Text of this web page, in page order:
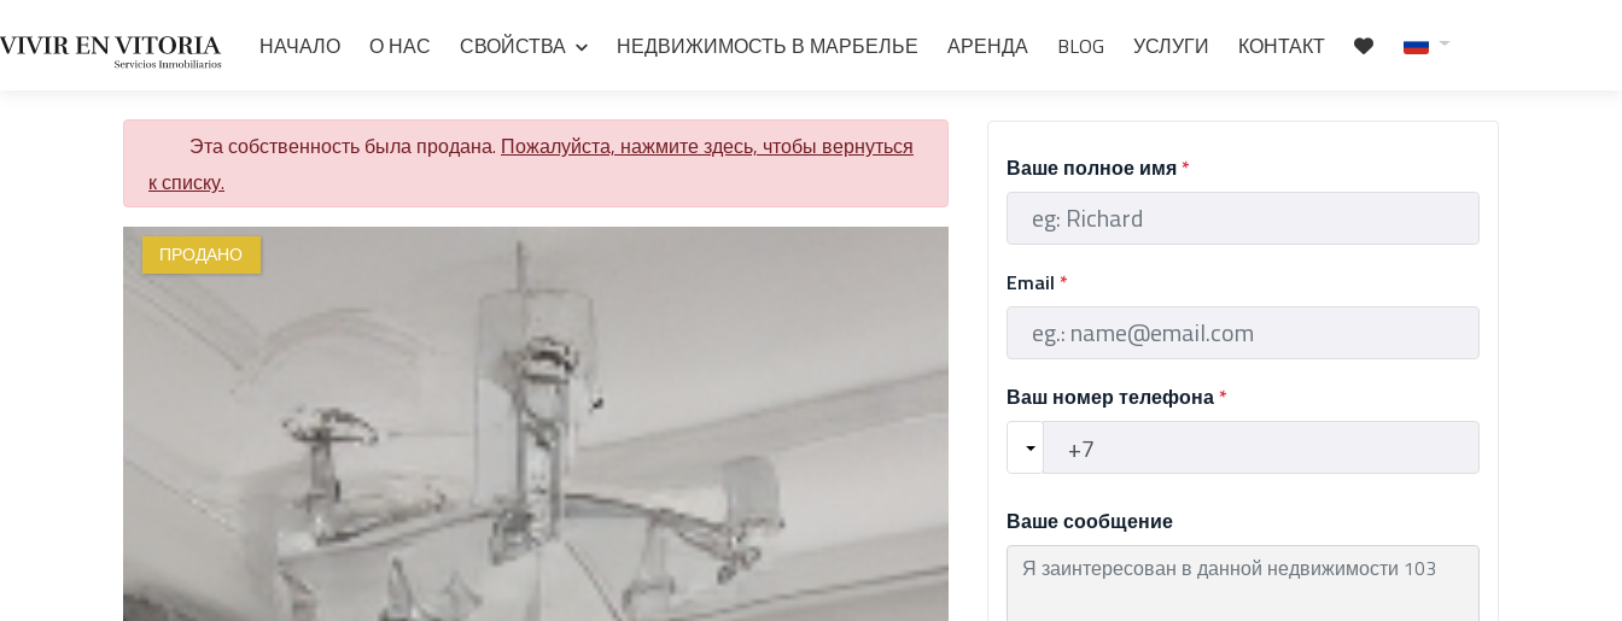
НАЧАЛО О НАС СВОЙСТВА НЕДВИЖИМОСТЬ В МАРБЕЛЬЕ АРЕНДА BLOG УСЛУГИ КОНТАКТ
Эта собственность была продана. Пожалуйста, нажмите здесь, чтобы вернуться
к списку.
ПРОДАНО
Ваше полное имя *
Email *
Ваш номер телефона *
Ваше сообщение